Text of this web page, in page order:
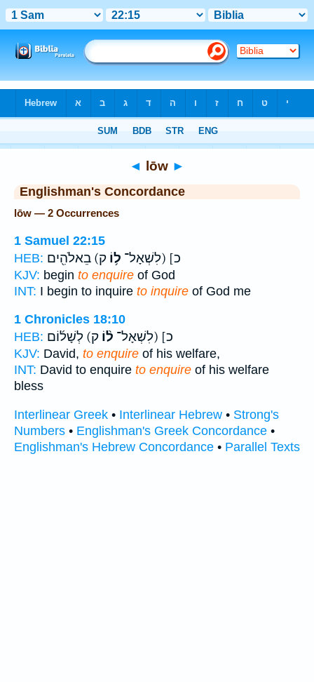
◄ lōw ►
Englishman's Concordance
lōw — 2 Occurrences
1 Samuel 22:15
HEB:
כ] (לִשְׁאָל־ ל֥וֹ ק) בֵאלֹהִ֖ים
KJV: begin to enquire of God
INT: I begin to inquire to inquire of God me
1 Chronicles 18:10
HEB:
כ] (לִשְׁאָל־ ל֨וֹ ק) לְשָׁל֜וֹם
KJV: David, to enquire of his welfare,
INT: David to enquire to enquire of his welfare
bless
Interlinear Greek • Interlinear Hebrew • Strong's
Numbers • Englishman's Greek Concordance •
Englishman's Hebrew Concordance • Parallel Texts